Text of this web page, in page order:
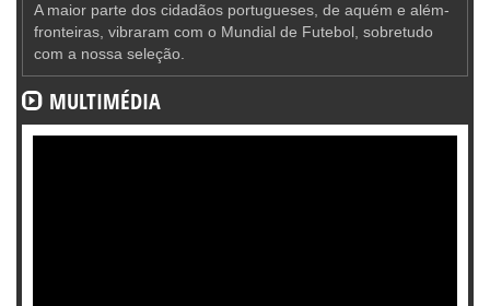
A maior parte dos cidadãos portugueses, de aquém e além-
fronteiras, vibraram com o Mundial de Futebol, sobretudo
com a nossa seleção.
MULTIMÉDIA